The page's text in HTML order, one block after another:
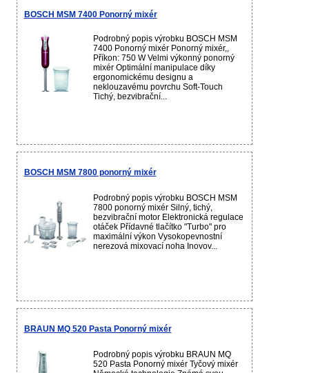
BOSCH MSM 7400 Ponorný mixér
Podrobný popis výrobku BOSCH MSM
7400 Ponorný mixér Ponorný mixér,,
Příkon: 750 W Velmi výkonný ponorný
mixér Optimální manipulace díky
ergonomickému designu a
neklouzavému povrchu Soft-Touch
Tichý, bezvibrační...
BOSCH MSM 7800 ponorný mixér
Podrobný popis výrobku BOSCH MSM
7800 ponorný mixér Silný, tichý,
bezvibrační motor Elektronická regulace
otáček Přídavné tlačítko "Turbo" pro
maximální výkon Vysokopevnostní
nerezová mixovací noha Inovov...
BRAUN MQ 520 Pasta Ponorný mixér
Podrobný popis výrobku BRAUN MQ
520 Pasta Ponorný mixér Tyčový mixér